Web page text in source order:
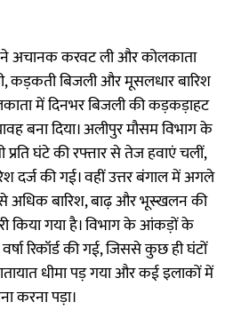
अचानक करवट ली और कोलकाता
कड़कती बिजली और मूसलधार बारिश
में दिनभर बिजली की कड़कड़ाहट
बना दिया। अलीपुर मौसम विभाग के
घंटे की रफ्तार से तेज हवाएं चलीं,
दर्ज की गई। वहीं उत्तर बंगाल में अगले
से अधिक बारिश, बाढ़ और भूस्खलन की
किया गया है। विभाग के आंकड़ों के
रिकॉर्ड की गई, जिससे कुछ ही घंटों
धीमा पड़ गया और कई इलाकों में
करना पड़ा।